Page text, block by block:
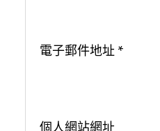
電子郵件地址 *
個人網站網址